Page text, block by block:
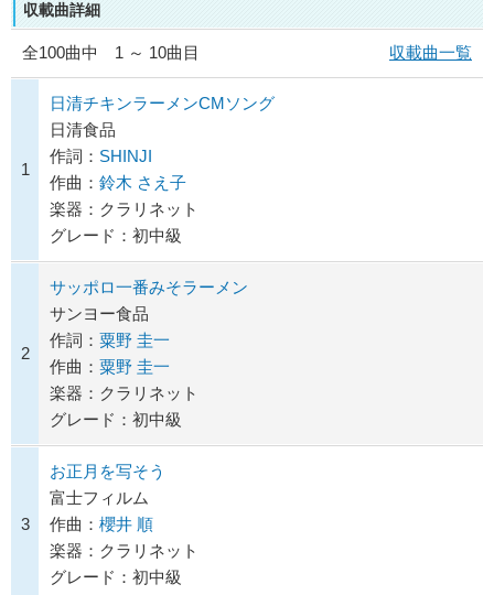
収載曲詳細
全100曲中 1 ～ 10曲目 収載曲一覧
1
日清チキンラーメンCMソング
日清食品
作詞： SHINJI
作曲： 鈴木 さえ子
楽器：クラリネット
グレード：初中級
2
サッポロ一番みそラーメン
サンヨー食品
作詞： 粟野 圭一
作曲： 粟野 圭一
楽器：クラリネット
グレード：初中級
3
お正月を写そう
富士フィルム
作曲： 櫻井 順
楽器：クラリネット
グレード：初中級